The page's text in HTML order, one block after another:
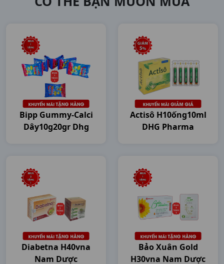
Bipp Gummy-Calci
Dây10g20gr Dhg
Actisô H10ống10ml
DHG Pharma
Diabetna H40vna
Nam Dược
Bảo Xuân Gold
H30vna Nam Dược